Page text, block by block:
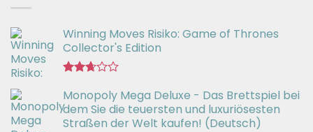
Winning Moves Risiko: Game of Thrones
Collector's Edition
mit
2.66
von 5
Monopoly Mega Deluxe - Das Brettspiel bei
dem Sie die teuersten und luxuriösesten
Straßen der Welt kaufen! (Deutsch)